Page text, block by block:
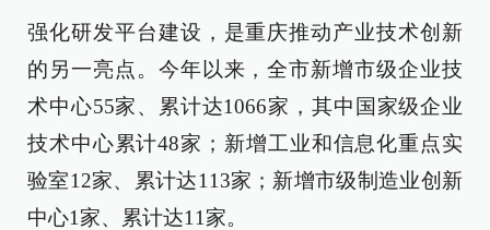
强化研发平台建设，是重庆推动产业技术创新
的另一亮点。今年以来，全市新增市级企业技
术中心55家、累计达1066家，其中国家级企业
技术中心累计48家；新增工业和信息化重点实
验室12家、累计达113家；新增市级制造业创新
中心1家、累计达11家。